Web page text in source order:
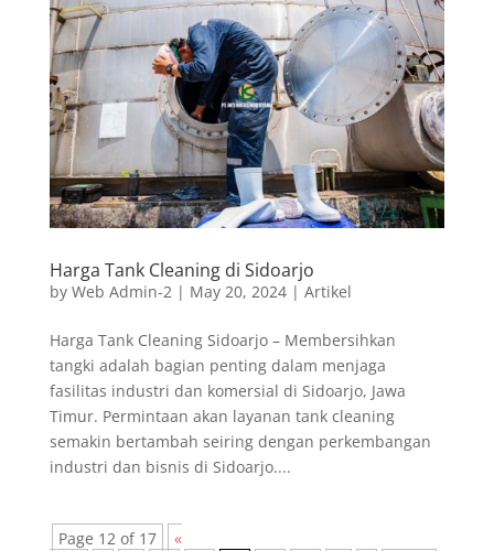
Harga Tank Cleaning di Sidoarjo
by Web Admin-2 | May 20, 2024| Artikel
Harga Tank Cleaning Sidoarjo – Membersihkan
tangki adalah bagian penting dalam menjaga
fasilitas industri dan komersial di Sidoarjo, Jawa
Timur. Permintaan akan layanan tank cleaning
semakin bertambah seiring dengan perkembangan
industri dan bisnis di Sidoarjo....
Page 12 of 17
«